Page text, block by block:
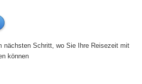
nächsten Schritt, wo Sie Ihre Reisezeit mit
können